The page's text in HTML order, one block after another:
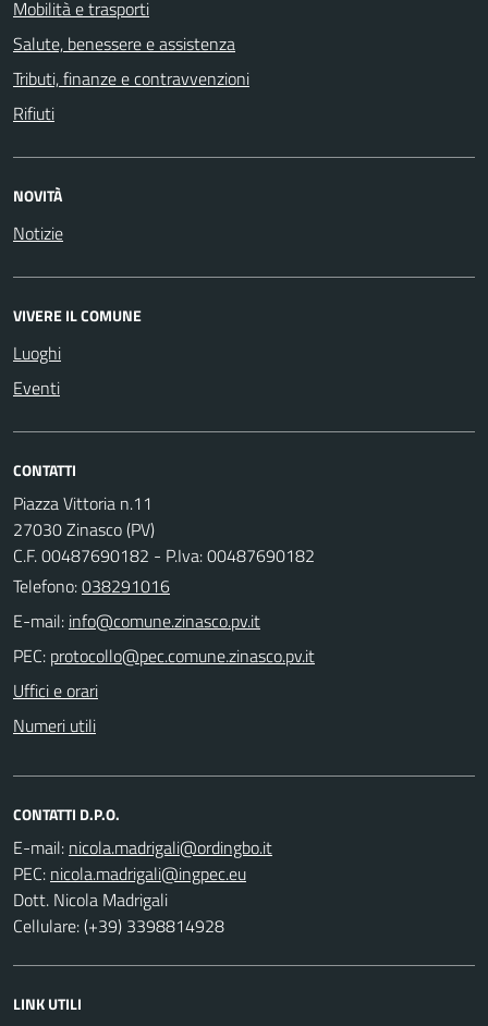
Mobilità e trasporti
Salute, benessere e assistenza
Tributi, finanze e contravvenzioni
Rifiuti
NOVITÀ
Notizie
VIVERE IL COMUNE
Luoghi
Eventi
CONTATTI
Piazza Vittoria n.11
27030 Zinasco (PV)
C.F. 00487690182 - P.Iva: 00487690182
Telefono:038291016
E-mail:
PEC:
Uffici e orari
Numeri utili
CONTATTI D.P.O.
E-mail:
PEC:
Dott. Nicola Madrigali
Cellulare: (+39) 3398814928
LINK UTILI